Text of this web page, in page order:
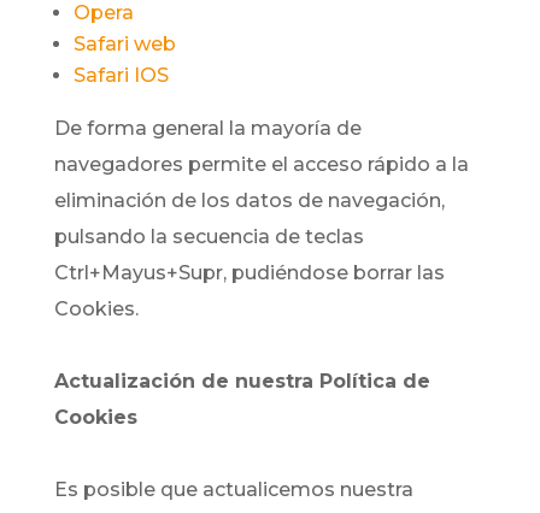
Opera
Safari web
Safari IOS
De forma general la mayoría de
navegadores permite el acceso rápido a la
eliminación de los datos de navegación,
pulsando la secuencia de teclas
Ctrl+Mayus+Supr, pudiéndose borrar las
Cookies.
Actualización de nuestra Política de
Cookies
Es posible que actualicemos nuestra